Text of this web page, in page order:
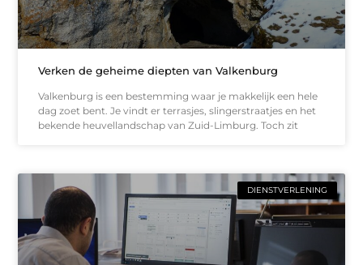
Verken de geheime diepten van Valkenburg
Valkenburg is een bestemming waar je makkelijk een hele
dag zoet bent. Je vindt er terrasjes, slingerstraatjes en het
bekende heuvellandschap van Zuid-Limburg. Toch zit
DIENSTVERLENING